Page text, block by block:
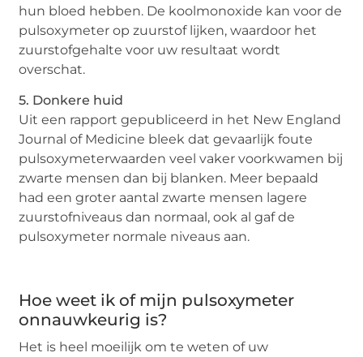
hun bloed hebben. De koolmonoxide kan voor de
pulsoxymeter op zuurstof lijken, waardoor het
zuurstofgehalte voor uw resultaat wordt
overschat.
5. Donkere huid
Uit een rapport gepubliceerd in het New England
Journal of Medicine bleek dat gevaarlijk foute
pulsoxymeterwaarden veel vaker voorkwamen bij
zwarte mensen dan bij blanken. Meer bepaald
had een groter aantal zwarte mensen lagere
zuurstofniveaus dan normaal, ook al gaf de
pulsoxymeter normale niveaus aan.
Hoe weet ik of mijn pulsoxymeter
onnauwkeurig is?
Het is heel moeilijk om te weten of uw